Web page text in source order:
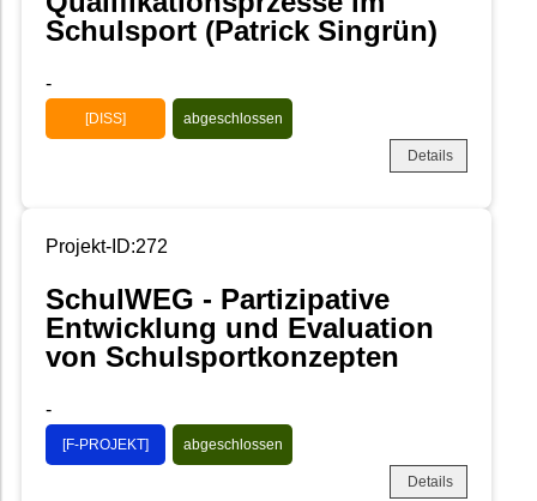
Schulsport (Patrick Singrün)
-
[DISS] abgeschlossen
Details
Projekt-ID:272
SchulWEG - Partizipative
Entwicklung und Evaluation
von Schulsportkonzepten
-
[F-PROJEKT] abgeschlossen
Details